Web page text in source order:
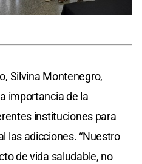
Silvina Montenegro,
importancia de la
instituciones para
las adicciones. “Nuestro
de vida saludable, no